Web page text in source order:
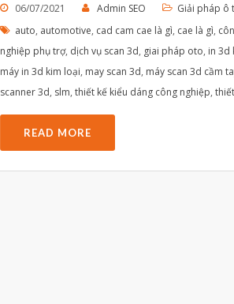
06/07/2021 Admin SEO Giải pháp ô
auto, automotive, cad cam cae là gì, cae là gì,
nghiệp phụ trợ, dịch vụ scan 3d, giai pháp oto, in 3d
máy in 3d kim loại, may scan 3d, máy scan 3d cầm
scanner 3d, slm,thiết kế kiểu dáng công nghiệp,
READ MORE